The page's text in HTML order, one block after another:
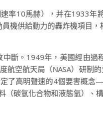
率10馬赫），并在1933年
機供給動力的轟炸機項目
斷。1949年，美國經由過
空航天局（NASA）研制
了高明聲速的4個要害概
碳氫化合物和液態氫）、